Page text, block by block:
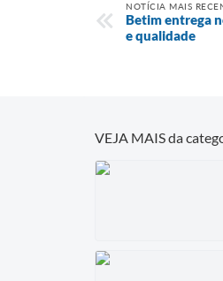
NOTÍCIA MAIS
Betim entrega
e qualidade
VEJA MAIS da